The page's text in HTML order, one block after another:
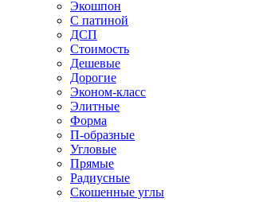
Экошпон
С патиной
ДСП
Стоимость
Дешевые
Дорогие
Эконом-класс
Элитные
Форма
П-образные
Угловые
Прямые
Радиусные
Скошенные углы